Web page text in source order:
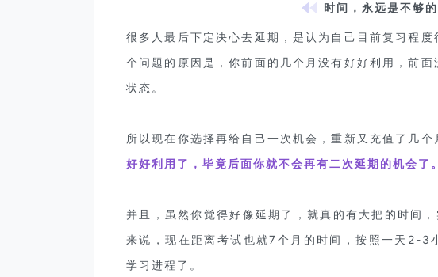
时间，永远是不够的
很多人最后下定决心去延期，是认为自己目前复习程
个问题的原因是，你前面的几个月没有好好利用，前
状态。
所以现在你选择再给自己一次机会，重新又充值了几
好好利用了，毕竟后面你就不会再有二次延期的机会了。
并且，虽然你觉得好像延期了，就真的有大把的时间
来说，现在距离考试也就7个月的时间，按照一天2-3
学习进程了。